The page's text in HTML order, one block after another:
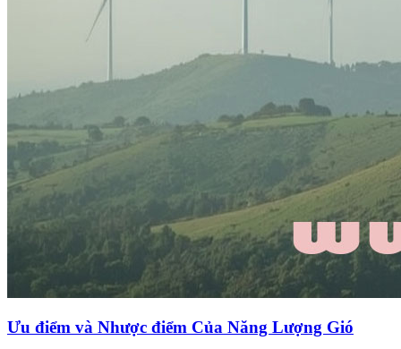
Ưu điểm và Nhược điểm Của Năng Lượng Gió